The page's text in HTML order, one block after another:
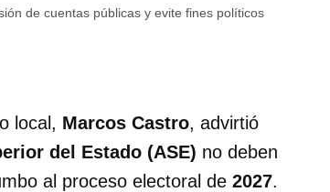
de cuentas públicas y evite fines políticos
local, Marcos Castro, advirtió
del Estado (ASE) no deben
al proceso electoral de 2027.